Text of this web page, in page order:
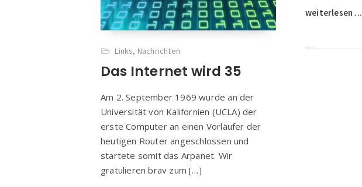
Links, Nachrichten
Das Internet wird 35
Am 2. September 1969 wurde an der
Universität von Kalifornien (UCLA) der
erste Computer an einen Vorläufer der
heutigen Router angeschlossen und
startete somit das Arpanet. Wir
gratulieren brav zum […]
weiterlesen ...